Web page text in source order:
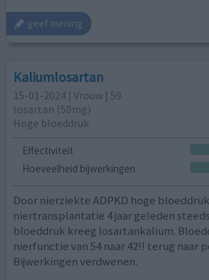
geef mening
Kaliumlosartan
15-01-2024 | Vrouw | 59
losartan (50mg)
Hoge bloeddruk
Effectiviteit
Hoeveelheid bijwerkingen
Door nierziekte ADPKD hoge bloeddruk
niertransplantatie 4 jaar geleden
bloeddruk kreeg losartankalium.
nierfunctie van 54 naar 42!! terug naar
Bijwerkingen verdwenen.